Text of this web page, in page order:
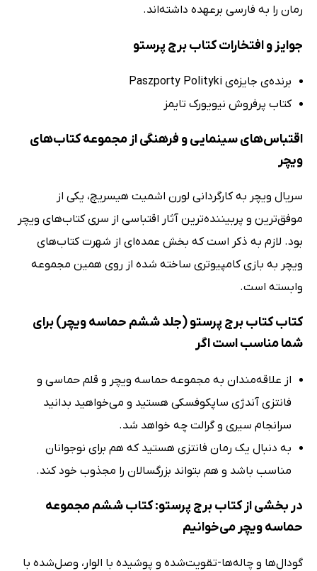
رمان را به فارسی برعهده داشته‌اند.
جوایز و افتخارات کتاب برج پرستو
برنده‌ی جایزه‌ی Paszporty Polityki
کتاب پرفروش نیویورک تایمز
اقتباس‌های سینمایی و فرهنگی از مجموعه کتاب‌های
ویچر
سریال ویچر به کارگردانی لورن اشمیت هیسریچ، یکی از
موفق‌ترین و پربیننده‌ترین آثار اقتباسی از سری کتاب‌های ویچر
بود. لازم به ذکر است که بخش عمده‌ای از شهرت کتاب‌های
ویچر به بازی‌ کامپیوتری ساخته شده از روی همین مجموعه
وابسته است.
کتاب کتاب برج پرستو (جلد ششم حماسه ویچر) برای
شما مناسب است اگر
از علاقه‌مندان به مجموعه حماسه ویچر و قلم حماسی و
فانتزی آندژی ساپکوفسکی هستید و می‌خواهید بدانید
سرانجام سیری و گرالت چه خواهد شد.
به دنبال یک رمان فانتزی هستید که هم برای نوجوانان
مناسب باشد و هم بتواند بزرگسالان را مجذوب خود کند.
در بخشی از کتاب برج پرستو: کتاب ششم مجموعه
حماسه ویچر می‌خوانیم
گودال‌ها و چاله‌ها-تقویت‌شده و پوشیده با الوار، وصل‌شده با